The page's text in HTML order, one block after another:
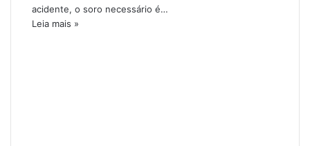
acidente, o soro necessário é…
Leia mais »